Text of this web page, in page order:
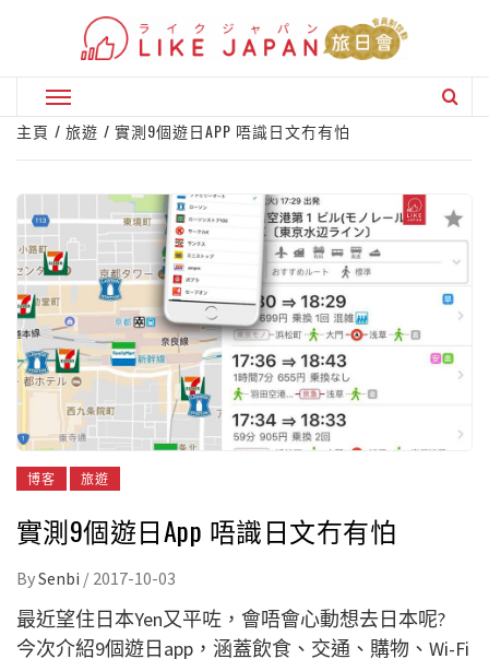
Primary
Menu
主頁 旅遊 實測9個遊日APP 唔識日文冇有怕
博客 旅遊
實測9個遊日App 唔識日文冇有怕
BySenbi / 2017-10-03
最近望住日本Yen又平咗，會唔會心動想去日本呢?
今次介紹9個遊日app，涵蓋飲食、交通、購物、Wi-Fi